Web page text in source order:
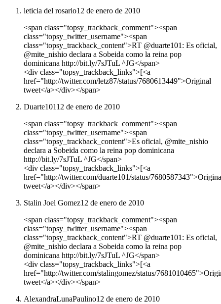
leticia del rosario12 de enero de 2010
<span class="topsy_trackback_comment"><span
class="topsy_twitter_username"><span
class="topsy_trackback_content">RT @duarte101: Es oficial,
@mite_nishio declara a Sobeida como la reina pop
dominicana http://bit.ly/7sJTuL ^JG</span>
<div class="topsy_trackback_links">[<a
href="http://twitter.com/letz87/status/7680613449">Original
tweet</a></div></span>
Duarte10112 de enero de 2010
<span class="topsy_trackback_comment"><span
class="topsy_twitter_username"><span
class="topsy_trackback_content">Es oficial, @mite_nishio
declara a Sobeida como la reina pop dominicana
http://bit.ly/7sJTuL ^JG</span>
<div class="topsy_trackback_links">[<a
href="http://twitter.com/duarte101/status/
tweet</a></div></span>
Stalin Joel Gomez12 de enero de 2010
<span class="topsy_trackback_comment"><span
class="topsy_twitter_username"><span
class="topsy_trackback_content">RT @duarte101: Es oficial,
@mite_nishio declara a Sobeida como la reina pop
dominicana http://bit.ly/7sJTuL ^JG</span>
<div class="topsy_trackback_links">[<a
href="http://twitter.com/stalingomez/status/
tweet</a></div></span>
AlexandraLunaPaulino12 de enero de 2010